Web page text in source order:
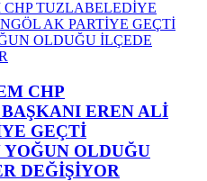
CHP
EREN ALİ
GEÇTİ
OLDUĞU
DEĞİŞİYOR